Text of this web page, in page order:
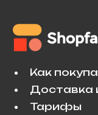
Как
Доставка
Тарифы